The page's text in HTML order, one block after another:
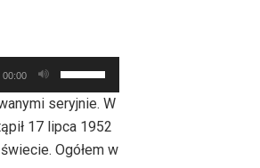
00:00
strzałek
do
góry
oraz
seryjnie. W
17 lipca 1952
Ogółem w